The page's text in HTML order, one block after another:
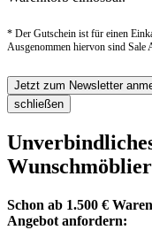
* Der Gutschein ist für einen
Ausgenommen hiervon sind Sale
Jetzt zum Newsletter
schließen
Schon ab 1.500 €
Angebot anfordern: